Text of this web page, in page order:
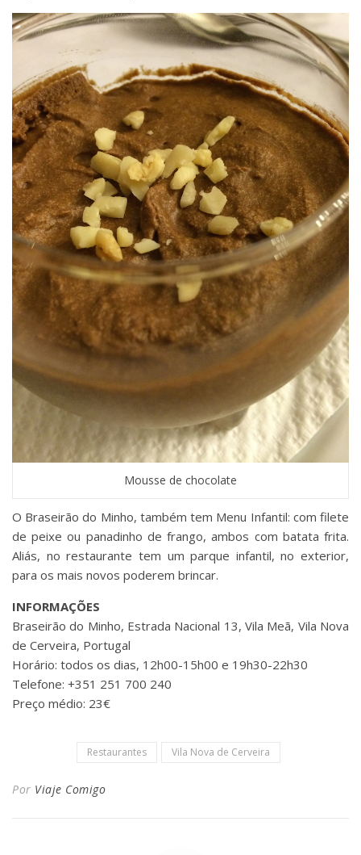
Mousse de chocolate
O Braseirão do Minho, também tem Menu Infantil: com filete
de peixe ou panadinho de frango, ambos com batata frita.
Aliás, no restaurante tem um parque infantil, no exterior,
para os mais novos poderem brincar.
INFORMAÇÕES
Braseirão do Minho, Estrada Nacional 13, Vila Meã, Vila Nova
de Cerveira, Portugal
Horário: todos os dias, 12h00-15h00 e 19h30-22h30
Telefone: +351 251 700 240
Preço médio: 23€
Restaurantes Vila Nova de Cerveira
Por Viaje Comigo